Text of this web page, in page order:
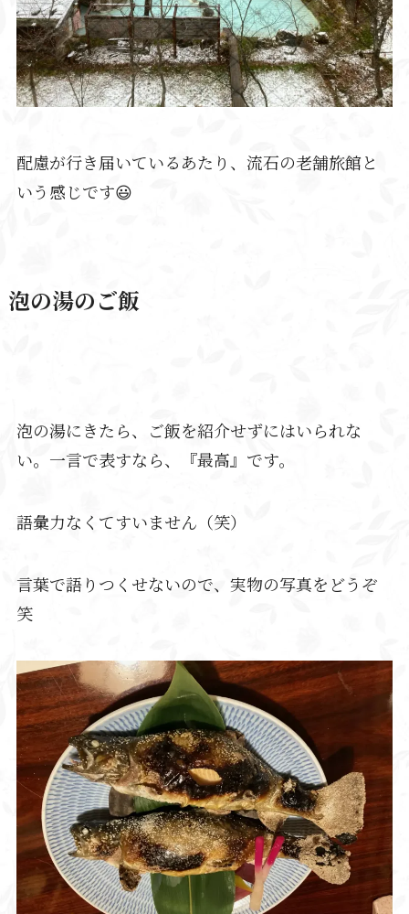
配慮が行き届いているあたり、流石の老舗旅館と
いう感じです😃
泡の湯のご飯
泡の湯にきたら、ご飯を紹介せずにはいられな
い。一言で表すなら、『最高』です。
語彙力なくてすいません（笑）
言葉で語りつくせないので、実物の写真をどうぞ
笑